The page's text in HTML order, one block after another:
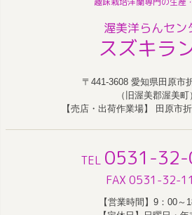
渥美洋らんセン
スズキラ
〒441-3608 愛知県田原市
（旧渥美郡渥美町）
【売店・出荷作業場】 田原市
TEL 0531-
FAX 0531-32-
【営業時間】9：00～